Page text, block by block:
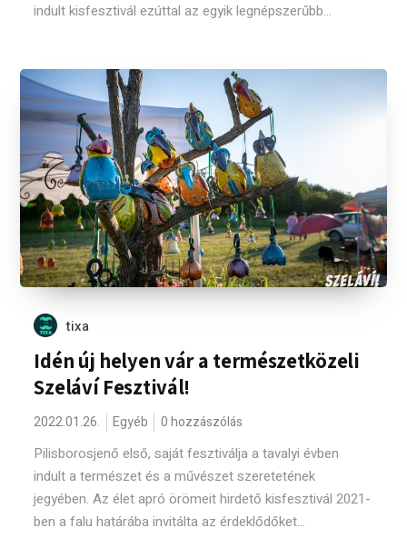
indult kisfesztivál ezúttal az egyik legnépszerűbb...
tixa
Idén új helyen vár a természetközeli
Szeláví Fesztivál!
2022.01.26. Egyéb 0 hozzászólás
Pilisborosjenő első, saját fesztiválja a tavalyi évben
indult a természet és a művészet szeretetének
jegyében. Az élet apró örömeit hirdető kisfesztivál 2021-
ben a falu határába invitálta az érdeklődőket...